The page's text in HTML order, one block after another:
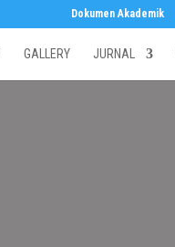
Dokumen Akademik
GALLERY JURNAL